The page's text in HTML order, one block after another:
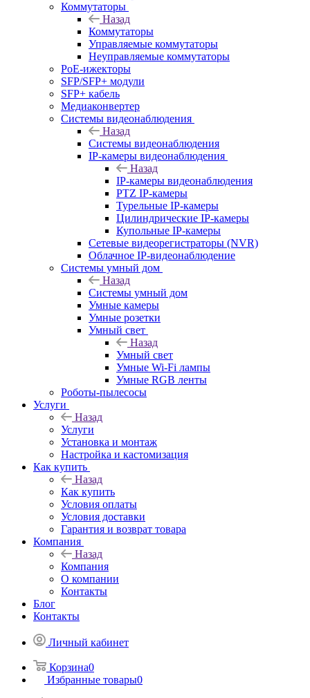
Коммутаторы
Назад
Коммутаторы
Управляемые коммутаторы
Неуправляемые коммутаторы
PoE-ижекторы
SFP/SFP+ модули
SFP+ кабель
Медиаконвертер
Системы видеонаблюдения
Назад
Системы видеонаблюдения
IP-камеры видеонаблюдения
Назад
IP-камеры видеонаблюдения
PTZ IP-камеры
Турельные IP-камеры
Цилиндрические IP-камеры
Купольные IP-камеры
Сетевые видеорегистраторы (NVR)
Облачное IP-видеонаблюдение
Системы умный дом
Назад
Системы умный дом
Умные камеры
Умные розетки
Умный свет
Назад
Умный свет
Умные Wi-Fi лампы
Умные RGB ленты
Роботы-пылесосы
Услуги
Назад
Услуги
Установка и монтаж
Настройка и кастомизация
Как купить
Назад
Как купить
Условия оплаты
Условия доставки
Гарантия и возврат товара
Компания
Назад
Компания
О компании
Контакты
Блог
Контакты
Личный кабинет
Корзина0
Избранные товары0